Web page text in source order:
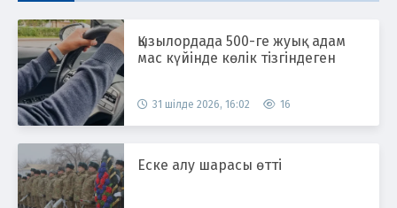
Қызылордада 500-ге жуық адам
мас күйінде көлік тізгіндеген
31 шілде 2026, 16:02 16
Еске алу шарасы өтті